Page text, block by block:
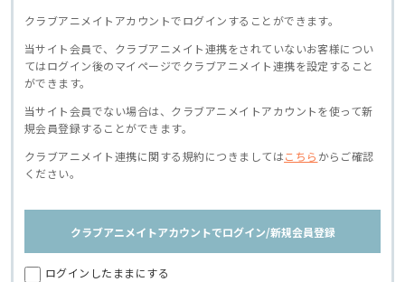
クラブアニメイトアカウントでログインすることができます。
当サイト会員で、クラブアニメイト連携をされていないお客様につい
てはログイン後のマイページでクラブアニメイト連携を設定すること
ができます。
当サイト会員でない場合は、クラブアニメイトアカウントを使って新
規会員登録することができます。
クラブアニメイト連携に関する規約につきましてはこちら からご確認
ください。
クラブアニメイトアカウントでログイン/新規会員登録
ログインしたままにする